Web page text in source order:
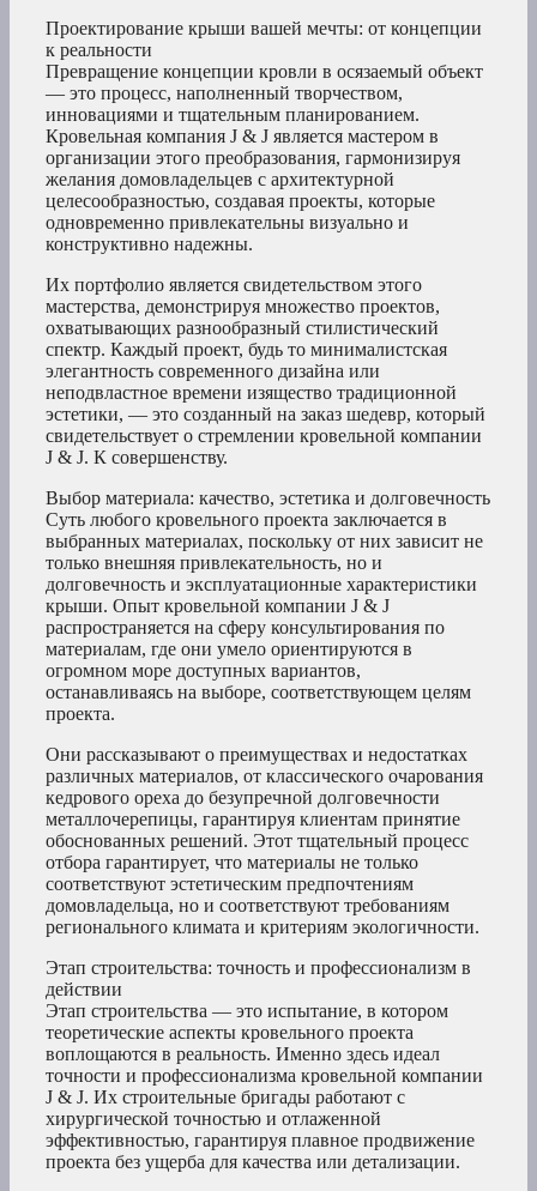
Проектирование крыши вашей мечты: от концепции
к реальности
Превращение концепции кровли в осязаемый объект
— это процесс, наполненный творчеством,
инновациями и тщательным планированием.
Кровельная компания J & J является мастером в
организации этого преобразования, гармонизируя
желания домовладельцев с архитектурной
целесообразностью, создавая проекты, которые
одновременно привлекательны визуально и
конструктивно надежны.
Их портфолио является свидетельством этого
мастерства, демонстрируя множество проектов,
охватывающих разнообразный стилистический
спектр. Каждый проект, будь то минималистская
элегантность современного дизайна или
неподвластное времени изящество традиционной
эстетики, — это созданный на заказ шедевр, который
свидетельствует о стремлении кровельной компании
J & J. К совершенству.
Выбор материала: качество, эстетика и долговечность
Суть любого кровельного проекта заключается в
выбранных материалах, поскольку от них зависит не
только внешняя привлекательность, но и
долговечность и эксплуатационные характеристики
крыши. Опыт кровельной компании J & J
распространяется на сферу консультирования по
материалам, где они умело ориентируются в
огромном море доступных вариантов,
останавливаясь на выборе, соответствующем целям
проекта.
Они рассказывают о преимуществах и недостатках
различных материалов, от классического очарования
кедрового ореха до безупречной долговечности
металлочерепицы, гарантируя клиентам принятие
обоснованных решений. Этот тщательный процесс
отбора гарантирует, что материалы не только
соответствуют эстетическим предпочтениям
домовладельца, но и соответствуют требованиям
регионального климата и критериям экологичности.
Этап строительства: точность и профессионализм в
действии
Этап строительства — это испытание, в котором
теоретические аспекты кровельного проекта
воплощаются в реальность. Именно здесь идеал
точности и профессионализма кровельной компании
J & J. Их строительные бригады работают с
хирургической точностью и отлаженной
эффективностью, гарантируя плавное продвижение
проекта без ущерба для качества или детализации.